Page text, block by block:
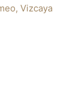
Vizcaya